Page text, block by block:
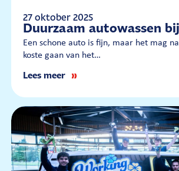
27 oktober 2025
Duurzaam autowassen
Een schone auto is fijn, maar het mag
koste gaan van het…
Lees meer